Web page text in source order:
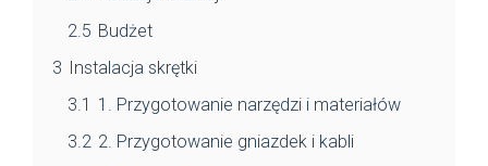
2.5 Budżet
3 Instalacja skrętki
3.1 1. Przygotowanie narzędzi i materiałów
3.2 2. Przygotowanie gniazdek i kabli